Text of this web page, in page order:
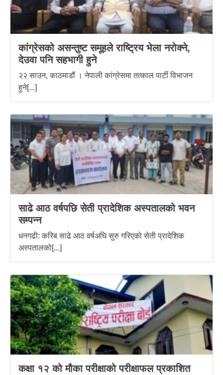
कांग्रेसको असन्तुष्ट समूहले राष्ट्रिय भेला नरोक्ने,
देउवा पनि सहभागी हुने
२२ साउन, काठमाडौं । नेपाली कांग्रेसमा तत्काल पार्टी विभाजन
हुने[...]
साढे आठ वर्षपछि सेती प्रादेशिक अस्पतालको भवन
सम्पन्न
धनगढी: करिब साढे आठ वर्षअघि सुरु गरिएको सेती प्रादेशिक
अस्पतालको[...]
कक्षा १२ को मौका परीक्षाको परीक्षाफल प्रकाशित